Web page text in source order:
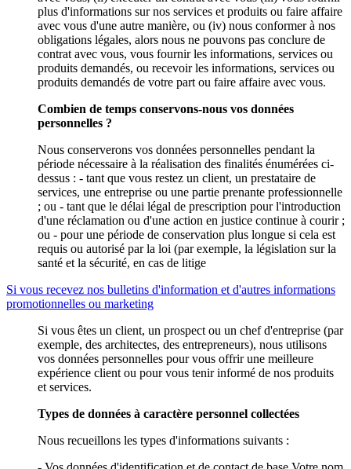
plus d'informations sur nos services et produits ou faire affaire
avec vous d'une autre manière, ou (iv) nous conformer à nos
obligations légales, alors nous ne pouvons pas conclure de
contrat avec vous, vous fournir les informations, services ou
produits demandés, ou recevoir les informations, services ou
produits demandés de votre part ou faire affaire avec vous.
Combien de temps conservons-nous vos données
personnelles ?
Nous conserverons vos données personnelles pendant la
période nécessaire à la réalisation des finalités énumérées ci-
dessus : - tant que vous restez un client, un prestataire de
services, une entreprise ou une partie prenante professionnelle
; ou - tant que le délai légal de prescription pour l'introduction
d'une réclamation ou d'une action en justice continue à courir ;
ou - pour une période de conservation plus longue si cela est
requis ou autorisé par la loi (par exemple, la législation sur la
santé et la sécurité, en cas de litige
Si vous recevez nos bulletins d'information et d'autres informations
promotionnelles ou marketing
Si vous êtes un client, un prospect ou un chef d'entreprise (par
exemple, des architectes, des entrepreneurs), nous utilisons
vos données personnelles pour vous offrir une meilleure
expérience client ou pour vous tenir informé de nos produits
et services.
Types de données à caractère personnel collectées
Nous recueillons les types d'informations suivants :